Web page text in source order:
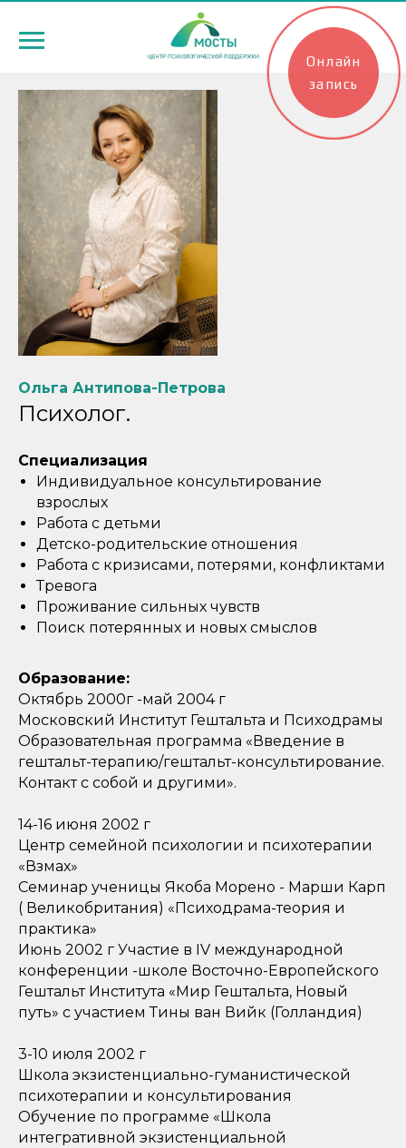
Ольга Антипова-Петрова
Психолог.
Специализация
Индивидуальное консультирование
взрослых
Работа с детьми
Детско-родительские отношения
Работа с кризисами, потерями, конфликтами
Тревога
Проживание сильных чувств
Поиск потерянных и новых смыслов
Образование:
Октябрь 2000г -май 2004 г
Московский Институт Гештальта и Психодрамы
Образовательная программа «Введение в
гештальт-терапию/гештальт-консультирование.
Контакт с собой и другими».
14-16 июня 2002 г
Центр семейной психологии и психотерапии
«Взмах»
Семинар ученицы Якоба Морено - Марши Карп
( Великобритания) «Психодрама-теория и
практика»
Июнь 2002 г Участие в IV международной
конференции -школе Восточно-Европейского
Гештальт Института «Мир Гештальта, Новый
путь» с участием Тины ван Вийк (Голландия)
3-10 июля 2002 г
Школа экзистенциально-гуманистической
психотерапии и консультирования
Обучение по программе «Школа
интегративной экзистенциальной
Онлайн
запись